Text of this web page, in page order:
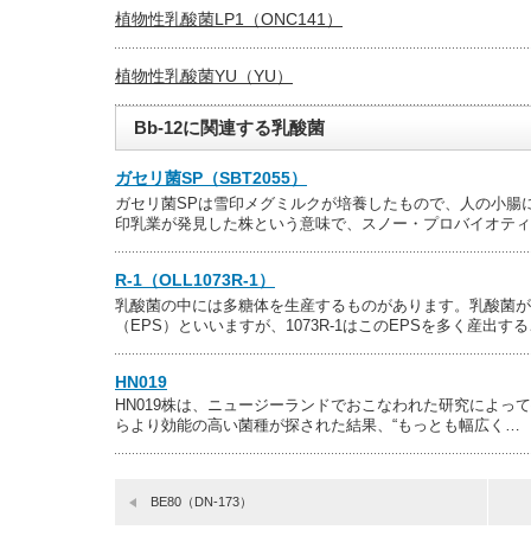
植物性乳酸菌LP1（ONC141）
植物性乳酸菌YU（YU）
Bb-12に関連する乳酸菌
ガセリ菌SP（SBT2055）
ガセリ菌SPは雪印メグミルクが培養したもので、人の小
印乳業が発見した株という意味で、スノー・プロバイオテ
R-1（OLL1073R-1）
乳酸菌の中には多糖体を生産するものがあります。乳酸菌
（EPS）といいますが、1073R-1はこのEPSを多く産出す
HN019
HN019株は、ニュージーランドでおこなわれた研究によっ
らより効能の高い菌種が探された結果、“もっとも幅広く…
BE80（DN-173）